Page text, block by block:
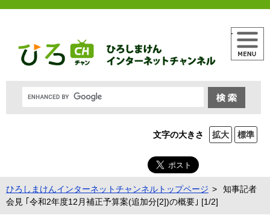
文字の大きさ 拡大 標準
メニュー
ひろしまけんインターネットチャンネルトップページ
知事記者
会見 ｢令和2年度12月補正予算案(追加分[2])の概要｣ [1/2]